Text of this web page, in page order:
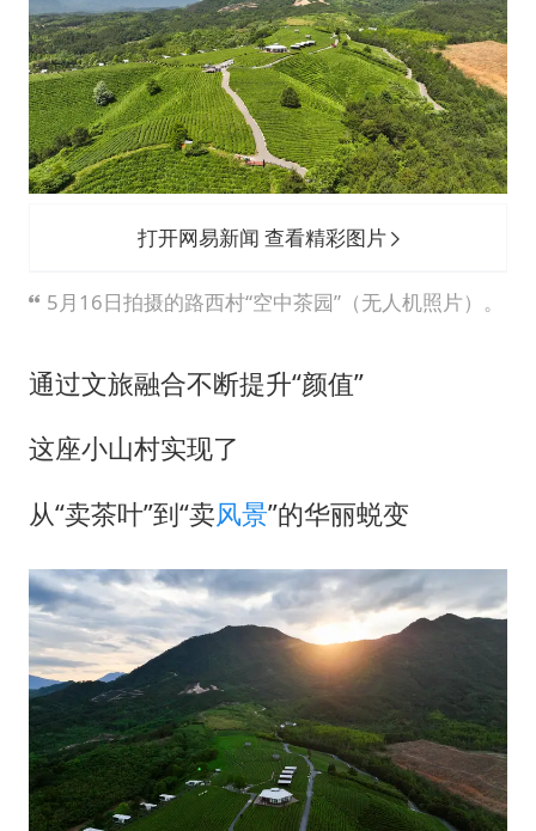
打开网易新闻 查看精彩图片
5月16日拍摄的路西村“空中茶园”（无人机照片）。
通过文旅融合不断提升“颜值”
这座小山村实现了
从“卖茶叶”到“卖风景”的华丽蜕变